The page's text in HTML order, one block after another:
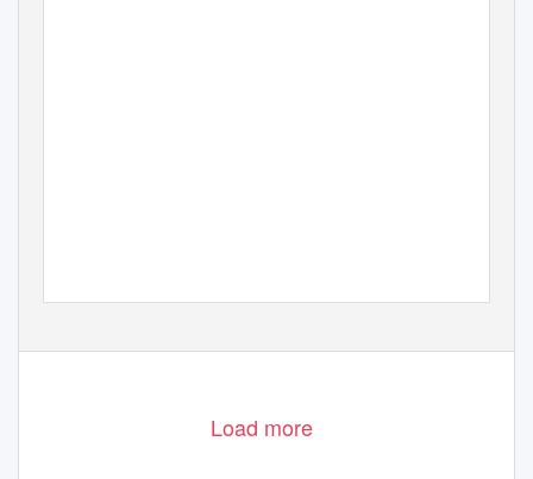
Load more